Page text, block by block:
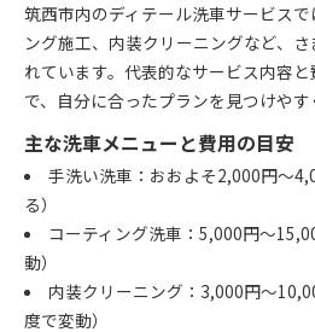
筑西市内のディテール洗車サービス
ング施工、内装クリーニングなど、
れています。代表的なサービス内容
で、自分に合ったプランを見つけやす
主な洗車メニューと費用の目安
手洗い洗車：おおよそ2,000円〜
る）
コーティング洗車：5,000円〜
動）
内装クリーニング：3,000円〜
度で変動）